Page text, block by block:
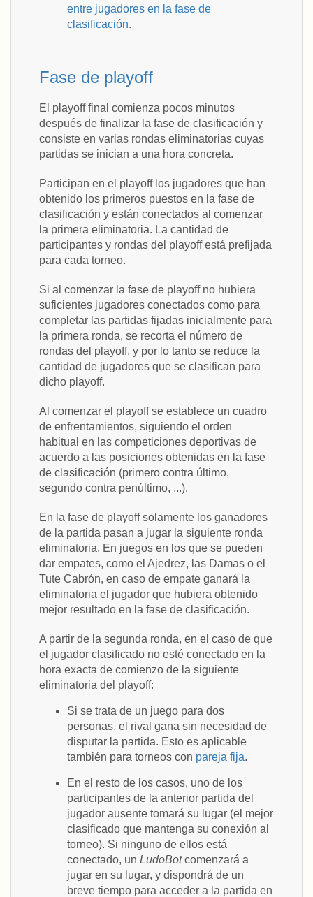
entre jugadores en la fase de
clasificación.
Fase de playoff
El playoff final comienza pocos minutos
después de finalizar la fase de clasificación y
consiste en varias rondas eliminatorias cuyas
partidas se inician a una hora concreta.
Participan en el playoff los jugadores que han
obtenido los primeros puestos en la fase de
clasificación y están conectados al comenzar
la primera eliminatoria. La cantidad de
participantes y rondas del playoff está prefijada
para cada torneo.
Si al comenzar la fase de playoff no hubiera
suficientes jugadores conectados como para
completar las partidas fijadas inicialmente para
la primera ronda, se recorta el número de
rondas del playoff, y por lo tanto se reduce la
cantidad de jugadores que se clasifican para
dicho playoff.
Al comenzar el playoff se establece un cuadro
de enfrentamientos, siguiendo el orden
habitual en las competiciones deportivas de
acuerdo a las posiciones obtenidas en la fase
de clasificación (primero contra último,
segundo contra penúltimo, ...).
En la fase de playoff solamente los ganadores
de la partida pasan a jugar la siguiente ronda
eliminatoria. En juegos en los que se pueden
dar empates, como el Ajedrez, las Damas o el
Tute Cabrón, en caso de empate ganará la
eliminatoria el jugador que hubiera obtenido
mejor resultado en la fase de clasificación.
A partir de la segunda ronda, en el caso de que
el jugador clasificado no esté conectado en la
hora exacta de comienzo de la siguiente
eliminatoria del playoff:
Si se trata de un juego para dos
personas, el rival gana sin necesidad de
disputar la partida. Esto es aplicable
también para torneos con pareja fija.
En el resto de los casos, uno de los
participantes de la anterior partida del
jugador ausente tomará su lugar (el mejor
clasificado que mantenga su conexión al
torneo). Si ninguno de ellos está
conectado, un LudoBotcomenzará a
jugar en su lugar, y dispondrá de un
breve tiempo para acceder a la partida en